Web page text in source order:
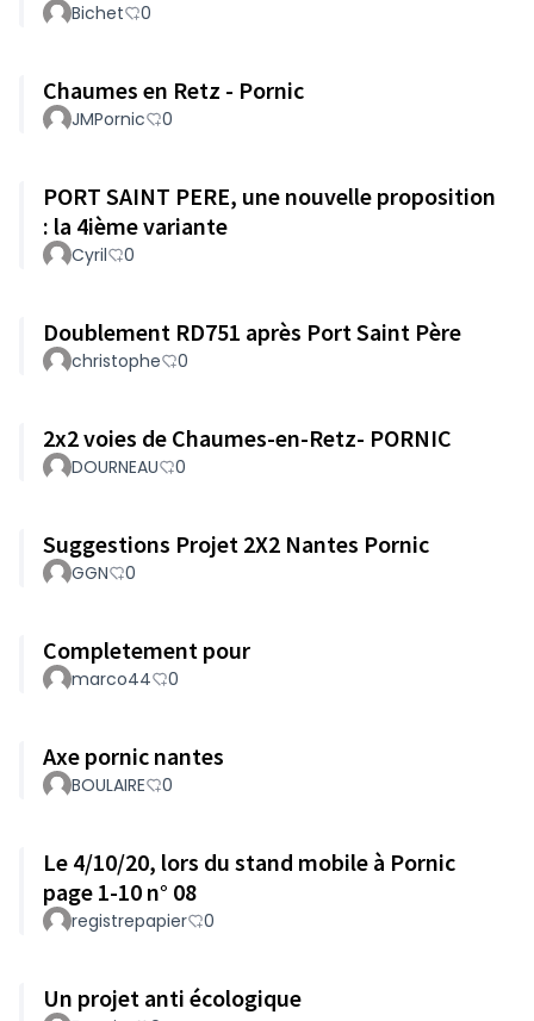
Bichet 0
Chaumes en Retz - Pornic
JMPornic 0
PORT SAINT PERE, une nouvelle proposition
: la 4ième variante
Cyril 0
Doublement RD751 après Port Saint Père
christophe 0
2x2 voies de Chaumes-en-Retz- PORNIC
DOURNEAU 0
Suggestions Projet 2X2 Nantes Pornic
GGN 0
Completement pour
marco44 0
Axe pornic nantes
BOULAIRE 0
Le 4/10/20, lors du stand mobile à Pornic
page 1-10 n° 08
registrepapier 0
Un projet anti écologique